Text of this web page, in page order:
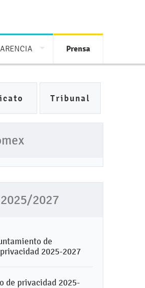
Prensa
Tribunal
2027
de
2025-2027
de privacidad 2025-